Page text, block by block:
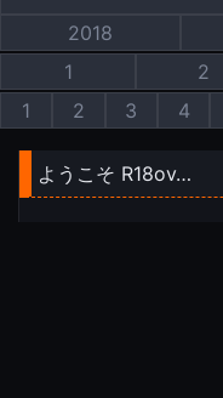
2018
1
2
1
2 3 4
ようこそ R18ov…